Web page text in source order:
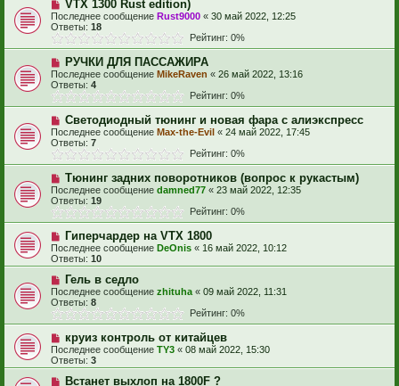
VTX 1300 Rust edition)
Последнее сообщение Rust9000 « 30 май 2022, 12:25
Ответы: 18
Рейтинг: 0%
РУЧКИ ДЛЯ ПАССАЖИРА
Последнее сообщение MikeRaven « 26 май 2022, 13:16
Ответы: 4
Рейтинг: 0%
Светодиодный тюнинг и новая фара с алиэкспресс
Последнее сообщение Max-the-Evil « 24 май 2022, 17:45
Ответы: 7
Рейтинг: 0%
Тюнинг задних поворотников (вопрос к рукастым)
Последнее сообщение damned77 « 23 май 2022, 12:35
Ответы: 19
Рейтинг: 0%
Гиперчардер на VTX 1800
Последнее сообщение DeOnis « 16 май 2022, 10:12
Ответы: 10
Гель в седло
Последнее сообщение zhituha « 09 май 2022, 11:31
Ответы: 8
Рейтинг: 0%
круиз контроль от китайцев
Последнее сообщение TY3 « 08 май 2022, 15:30
Ответы: 3
Встанет выхлоп на 1800F ?